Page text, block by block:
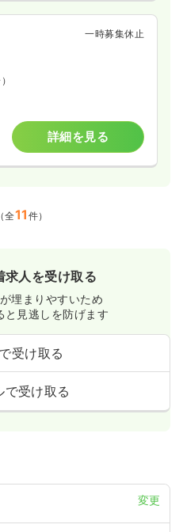
一時募集休止
詳細を見る
全11 件）
求人を受け取る
埋まりやすいため
と見逃しを防げます
受け取る
で受け取る
変更